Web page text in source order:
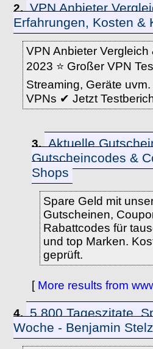
2. VPN Anbieter
Erfahrungen, Kosten &
VPN Anbieter Vergleich
2023 ⭐️ Großer VPN
Streaming, Geräte
VPNs ✔ Jetzt
3. Aktuelle
Gutscheincodes &
Shops
Spare Geld mit
Gutscheinen,
Rabattcodes für
und top Marken.
geprüft.
[ More results from
4. 5.800 Tageszitate,
Woche - Benjamin